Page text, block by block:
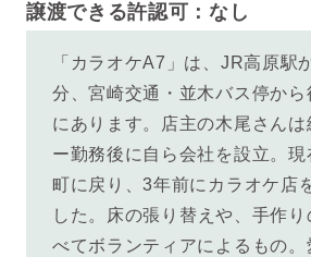
譲渡できる許認可：なし
「カラオケA7」は、JR高原駅
分、宮崎交通・並木バス停か
にあります。店主の木尾さんは
ー勤務後に自ら会社を設立。
町に戻り、3年前にカラオケ店
した。
床の張り替えや、手作
べてボランティアによるもの。